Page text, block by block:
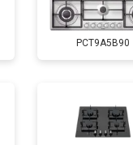
PCT9A5B90